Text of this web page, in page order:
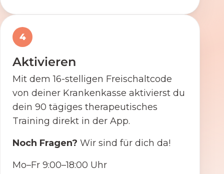
4
Aktivieren
Mit dem 16-stelligen Freischaltcode
von deiner Krankenkasse aktivierst du
dein 90 tägiges therapeutisches
Training direkt in der App.
Noch Fragen? Wir sind für dich da!
Mo–Fr 9:00–18:00 Uhr